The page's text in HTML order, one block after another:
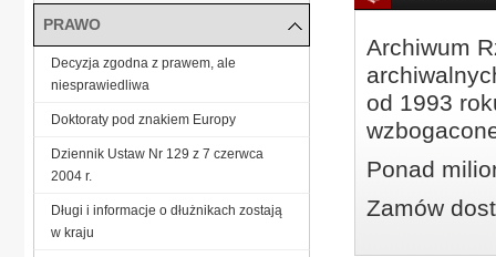
Archiwum
od 1993
Ponad
Zamów
PRAWO
Decyzja zgodna z prawem, ale
niesprawiedliwa
Doktoraty pod znakiem Europy
Dziennik Ustaw Nr 129 z 7 czerwca
2004 r.
Długi i informacje o dłużnikach zostają
w kraju